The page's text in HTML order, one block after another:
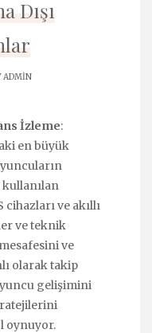
Dışı
ADMIN
İzleme:
en büyük
ve akıllı
ve teknik
ve
olarak takip
gelişimini
oynuyor.